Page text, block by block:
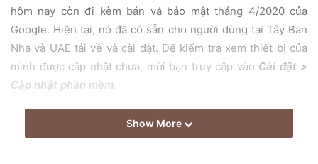
hôm nay còn đi kèm bản vá bảo mật tháng 4/2020 của
Google. Hiện tại, nó đã có sẵn cho người dùng tại Tây Ban
Nha và UAE tải về và cài đặt. Để kiểm tra xem thiết bị của
mình được cập nhật chưa, mời bạn truy cập vào Cài đặt >
Cập nhật phần mềm
Show More